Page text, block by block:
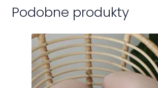
Podobne produkty